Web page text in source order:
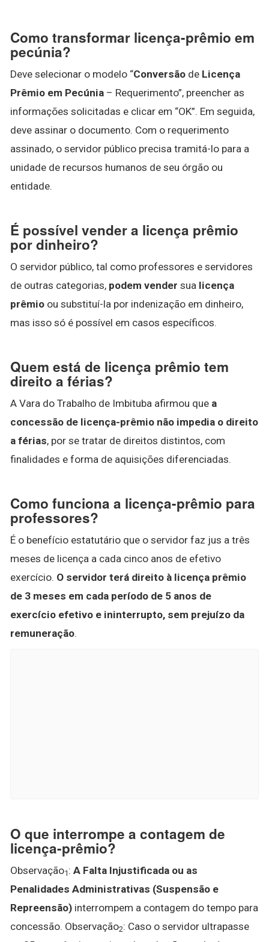
Como transformar licença-prêmio em
pecúnia?
Deve selecionar o modelo “Conversão de Licença
Prêmio em Pecúnia – Requerimento”, preencher as
informações solicitadas e clicar em “OK”. Em seguida,
deve assinar o documento. Com o requerimento
assinado, o servidor público precisa tramitá-lo para a
unidade de recursos humanos de seu órgão ou
entidade.
É possível vender a licença prêmio
por dinheiro?
O servidor público, tal como professores e servidores
de outras categorias, podem vender sua licença
prêmio ou substituí-la por indenização em dinheiro,
mas isso só é possível em casos específicos.
Quem está de licença prêmio tem
direito a férias?
A Vara do Trabalho de Imbituba afirmou que a
concessão de licença-prêmio não impedia o direito
a férias, por se tratar de direitos distintos, com
finalidades e forma de aquisições diferenciadas.
Como funciona a licença-prêmio para
professores?
É o benefício estatutário que o servidor faz jus a três
meses de licença a cada cinco anos de efetivo
exercício. O servidor terá direito à licença prêmio
de 3 meses em cada período de 5 anos de
exercício efetivo e ininterrupto, sem prejuízo da
remuneração.
O que interrompe a contagem de
licença-prêmio?
Observação1 : A Falta Injustificada ou as
Penalidades Administrativas (Suspensão e
Repreensão) interrompem a contagem do tempo para
concessão. Observação2: Caso o servidor ultrapasse